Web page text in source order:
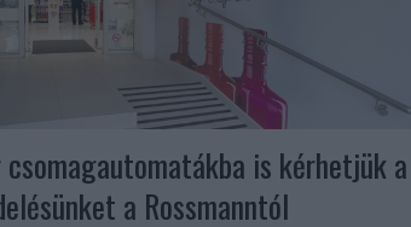
csomagautomatákba is kérhetjük a
a Rossmanntól